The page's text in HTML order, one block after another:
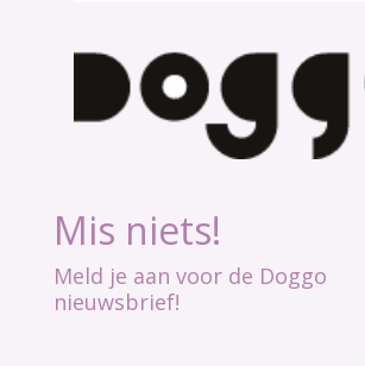
Mis niets!
Meld je aan voor de Doggo
nieuwsbrief!